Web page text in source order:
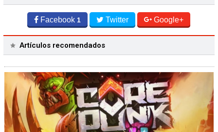
Facebook 1 Twitter Google+
Artículos recomendados